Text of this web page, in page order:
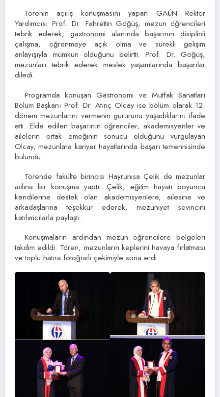
Törenin açılış konuşmasını yapan GAÜN Rektör
Yardımcısı Prof. Dr. Fahrettin Göğüş, mezun öğrencileri
tebrik ederek, gastronomi alanında başarının disiplinli
çalışma, öğrenmeye açık olma ve sürekli gelişim
anlayışıyla mümkün olduğunu belirtti. Prof. Dr. Göğüş,
mezunları tebrik ederek meslek yaşamlarında başarılar
diledi.
Programda konuşan Gastronomi ve Mutfak Sanatları
Bölüm Başkanı Prof. Dr. Atınç Olcay ise bölüm olarak 12.
dönem mezunlarını vermenin gururunu yaşadıklarını ifade
etti. Elde edilen başarının öğrenciler, akademisyenler ve
ailelerin ortak emeğinin sonucu olduğunu vurgulayan
Olcay, mezunlara kariyer hayatlarında başarı temennisinde
bulundu.
Törende fakülte birincisi Hayrunisa Çelik de mezunlar
adına bir konuşma yaptı. Çelik, eğitim hayatı boyunca
kendilerine destek olan akademisyenlere, ailesine ve
arkadaşlarına teşekkür ederek, mezuniyet sevincini
katılımcılarla paylaştı.
Konuşmaların ardından mezun öğrencilere belgeleri
takdim edildi. Tören, mezunların keplerini havaya fırlatması
ve toplu hatıra fotoğrafı çekimiyle sona erdi.